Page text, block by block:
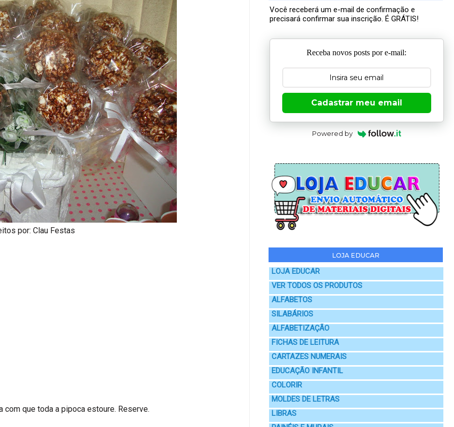
por: Clau Festas
com que toda a pipoca estoure. Reserve.
Você receberá um e-mail de confirmação e
precisará confirmar sua inscrição. É GRÁTIS!
Receba novos posts por e-mail:
Cadastrar meu email
Powered by
LOJA EDUCAR
LOJA EDUCAR
VER TODOS OS PRODUTOS
ALFABETOS
SILABÁRIOS
ALFABETIZAÇÃO
FICHAS DE LEITURA
CARTAZES NUMERAIS
EDUCAÇÃO INFANTIL
COLORIR
MOLDES DE LETRAS
LIBRAS